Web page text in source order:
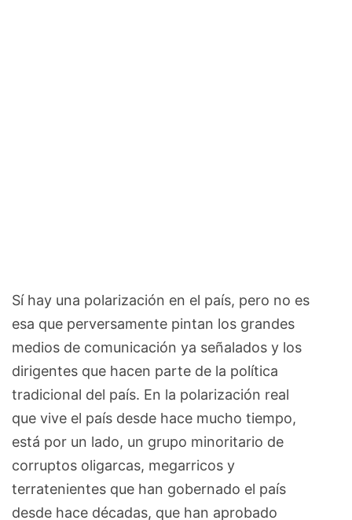
Sí hay una polarización en el país, pero no es
esa que perversamente pintan los grandes
medios de comunicación ya señalados y los
dirigentes que hacen parte de la política
tradicional del país. En la polarización real
que vive el país desde hace mucho tiempo,
está por un lado, un grupo minoritario de
corruptos oligarcas, megarricos y
terratenientes que han gobernado el país
desde hace décadas, que han aprobado